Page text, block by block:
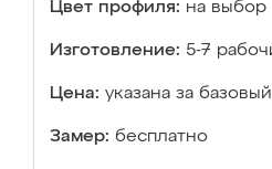
Цвет профиля: на выбор
Изготовление: 5-7
Цена: указана за
Замер: бесплатно